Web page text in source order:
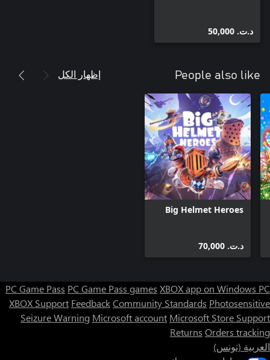
د.ت.‏ 50,000
People also like إظهار الكل
Big Helmet Heroes
د.ت.‏ 70,000
PC Game Pass PC Game Pass games XBOX app on Windows PC
XBOX Support FeedbackCommunity Standards Photosensitive
Seizure Warning Microsoft account Microsoft Store Support
Returns Orders tracking
العربية (تونس)